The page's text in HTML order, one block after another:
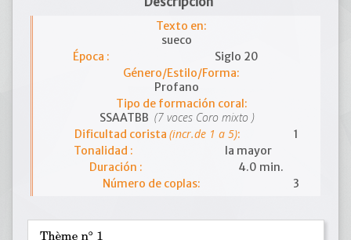
Texto en:
sueco
Época :
Siglo 20
Género/Estilo/Forma:
Profano
Tipo de formación coral:
SSAATBB (7 voces Coro mixto )
Dificultad corista (incr.de 1 a 5):
1
Tonalidad :
la mayor
Duración :
4.0 min.
Número de coplas:
3